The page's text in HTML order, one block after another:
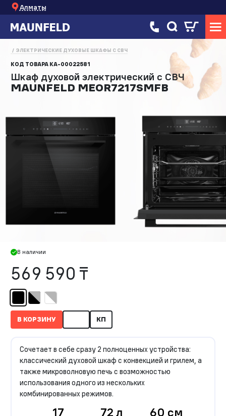
Алматы
ЭЛЕКТРИЧЕСКИЕ ДУХОВЫЕ ШКАФЫ С СВЧ
КОД ТОВАРА КА-00022581
Шкаф духовой электрический с СВЧ
MAUNFELD MEOR7217SMFB
В наличии
569 590 ₸
В КОРЗИНУ КП
Сочетает в себе сразу 2 полноценных устройства:
классический духовой шкаф с конвекцией и грилем, а
также микроволновую печь с возможностью
использования одного из нескольких
комбинированных режимов.
17 72 л 60 см